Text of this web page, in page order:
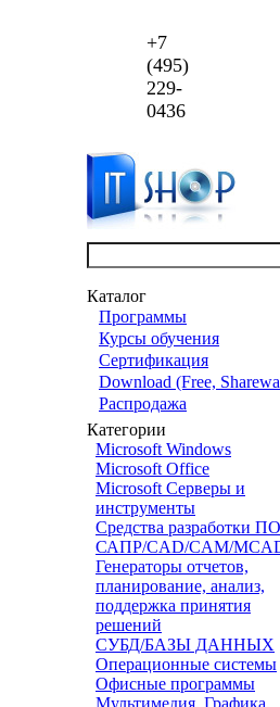
+7
(495)
229-
0436
Каталог
Программы
Курсы обучения
Сертификация
Download (Free,
Распродажа
Категории
Microsoft Windows
Microsoft Office
Microsoft Серверы и
инструменты
Средства разработки ПО
САПР/CAD/CAM/
Генераторы отчетов,
планирование, анализ,
поддержка принятия
решений
СУБД/БАЗЫ ДАННЫХ
Операционные системы
Офисные программы
Мультимедия, Графика,